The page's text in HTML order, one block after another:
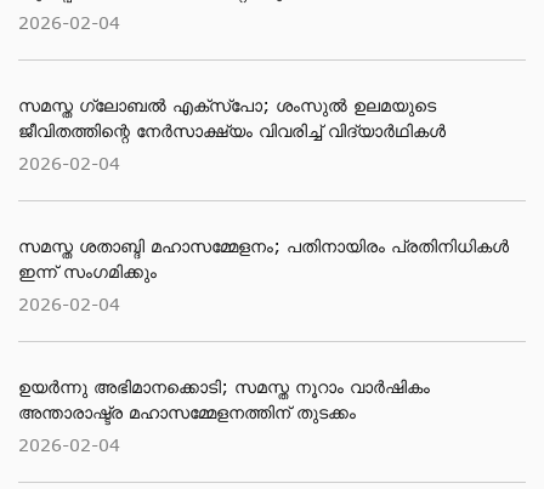
2026-02-04
സമസ്ത ​ഗ്ലോബൽ എക്സ്പോ; ശംസുൽ ഉലമയുടെ
ജീവിതത്തിന്റെ നേർസാക്ഷ്യം വിവരിച്ച് വിദ്യാർഥികൾ
2026-02-04
സമസ്ത ശതാബ്ദി മഹാസമ്മേളനം; പതിനായിരം പ്രതിനിധികൾ
ഇന്ന് സംഗമിക്കും
2026-02-04
ഉയർന്നു അഭിമാനക്കൊടി; സമസ്ത നൂറാം വാർഷികം
അന്താരാഷ്ട്ര മഹാസമ്മേളനത്തിന് തുടക്കം
2026-02-04